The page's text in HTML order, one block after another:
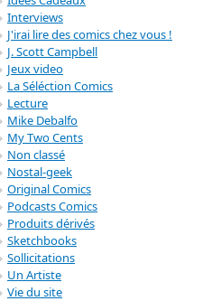
Interviews
J'irai lire des comics chez vous !
J. Scott Campbell
Jeux video
La Séléction Comics
Lecture
Mike Debalfo
My Two Cents
Non classé
Nostal-geek
Original Comics
Podcasts Comics
Produits dérivés
Sketchbooks
Sollicitations
Un Artiste
Vie du site